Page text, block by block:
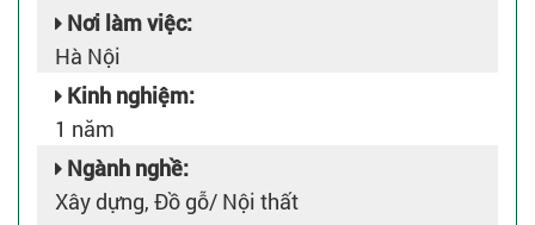
Nơi làm việc:
Hà Nội
Kinh nghiệm:
1 năm
Ngành nghề:
Xây dựng, Đồ gỗ/ Nội thất